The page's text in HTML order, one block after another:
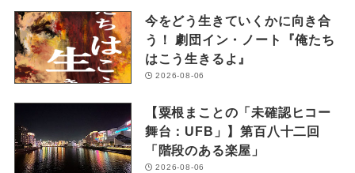
今をどう生きていくかに向き合
う！ 劇団イン・ノート『俺たち
はこう生きるよ』
2026-08-06
【粟根まことの「未確認ヒコー
舞台：UFB」】第百八十二回
「階段のある楽屋」
2026-08-06